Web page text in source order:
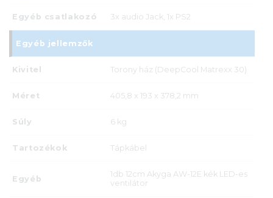
Egyéb csatlakozó 3x audio Jack, 1x PS2
Egyéb jellemzők
Kivitel Torony ház (DeepCool Matrexx 30)
Méret 405,8 x 193 x 378,2 mm
Súly 6 kg
Tartozékok Tápkábel
Egyéb
1db 12cm Akyga AW-12E kék LED-es
ventilátor